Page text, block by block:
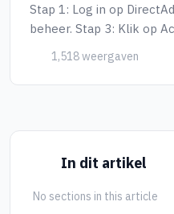
Stap 1: Log in op
beheer. Stap 3: Klik op
1,518 weergaven
In dit artikel
No sections in this article